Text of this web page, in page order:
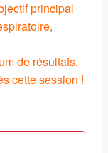
principal
de résultats,
cette session !